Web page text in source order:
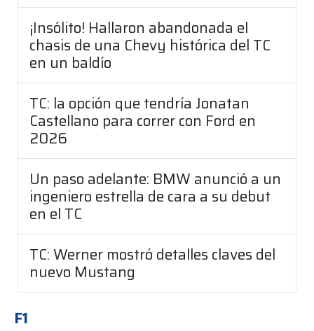
¡Insólito! Hallaron abandonada el
chasis de una Chevy histórica del TC
en un baldío
TC: la opción que tendría Jonatan
Castellano para correr con Ford en
2026
Un paso adelante: BMW anunció a un
ingeniero estrella de cara a su debut
en el TC
TC: Werner mostró detalles claves del
nuevo Mustang
F1